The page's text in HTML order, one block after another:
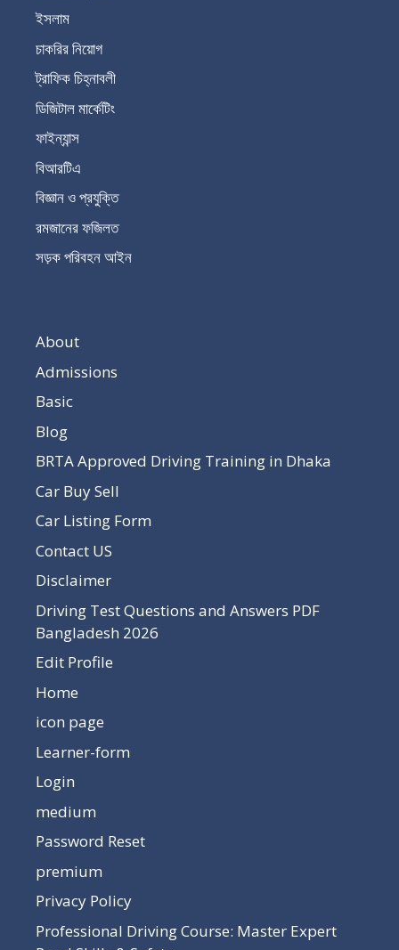
ইসলাম
চাকরির নিয়োগ
ট্রাফিক চিহ্নাবলী
ডিজিটাল মার্কেটিং
ফাইন্যান্স
বিআরটিএ
বিজ্ঞান ও প্রযুক্তি
রমজানের ফজিলত
সড়ক পরিবহন আইন
About
Admissions
Basic
Blog
BRTA Approved Driving Training in Dhaka
Car Buy Sell
Car Listing Form
Contact US
Disclaimer
Driving Test Questions and Answers PDF
Bangladesh 2026
Edit Profile
Home
icon page
Learner-form
Login
medium
Password Reset
premium
Privacy Policy
Professional Driving Course: Master Expert